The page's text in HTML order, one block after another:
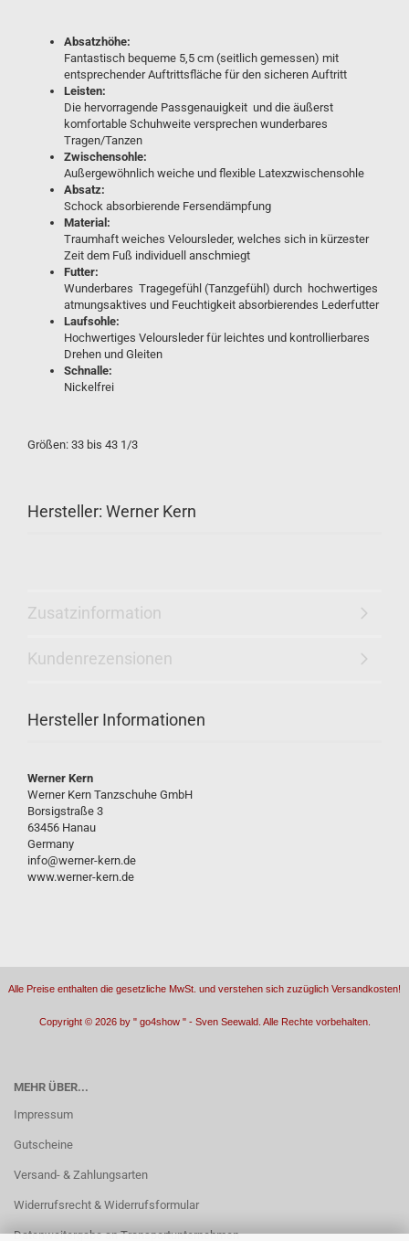
Absatzhöhe:
Fantastisch bequeme 5,5 cm (seitlich gemessen) mit
entsprechender Auftrittsfläche für den sicheren Auftritt
Leisten:
Die hervorragende Passgenauigkeit und die äußerst
komfortable Schuhweite versprechen wunderbares
Tragen/Tanzen
Zwischensohle:
Außergewöhnlich weiche und flexible Latexzwischensohle
Absatz:
Schock absorbierende Fersendämpfung
Material:
Traumhaft weiches Veloursleder, welches sich in kürzester
Zeit dem Fuß individuell anschmiegt
Futter:
Wunderbares Tragegefühl (Tanzgefühl) durch hochwertiges
atmungsaktives und Feuchtigkeit absorbierendes Lederfutter
Laufsohle:
Hochwertiges Veloursleder für leichtes und kontrollierbares
Drehen und Gleiten
Schnalle:
Nickelfrei
Größen: 33 bis 43 1/3
Hersteller: Werner Kern
Zusatzinformation
Kundenrezensionen
Hersteller Informationen
Werner Kern
Werner Kern Tanzschuhe GmbH
Borsigstraße 3
63456 Hanau
Germany
info@werner-kern.de
www.werner-kern.de
Alle Preise enthalten die gesetzliche MwSt. und verstehen sich zuzüglich Versandkosten!
Copyright © 2026 by " go4show " - Sven Seewald. Alle Rechte vorbehalten.
MEHR ÜBER...
Impressum
Gutscheine
Versand- & Zahlungsarten
Widerrufsrecht & Widerrufsformular
Datenweitergabe an Transportunternehmen